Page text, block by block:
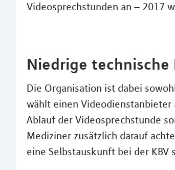
Videosprechstunden an – 2017
Niedrige
Die Organisation ist dabei
wählt einen
Ablauf der Videosprechstunde
Mediziner zusätzlich darauf
eine Selbstauskunft bei der